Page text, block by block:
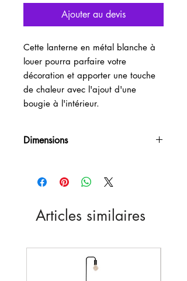
Ajouter au devis
Cette lanterne en métal blanche à
louer pourra parfaire votre
décoration et apporter une touche
de chaleur avec l'ajout d'une
bougie à l'intérieur.
Dimensions
Articles similaires